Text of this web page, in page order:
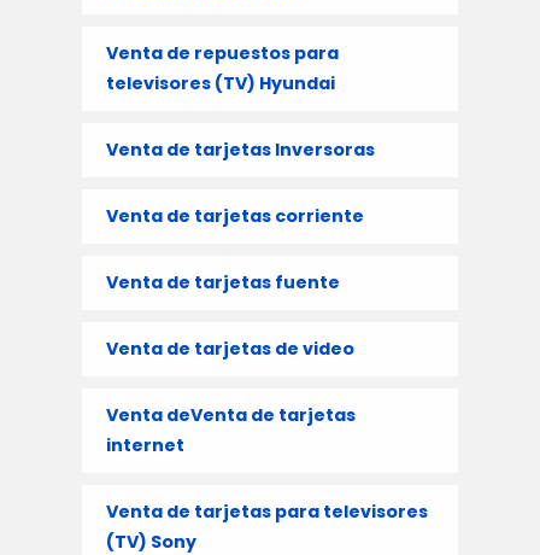
Venta de repuestos para
televisores (TV) Hyundai
Venta de tarjetas Inversoras
Venta de tarjetas corriente
Venta de tarjetas fuente
Venta de tarjetas de video
Venta deVenta de tarjetas
internet
Venta de tarjetas para televisores
(TV) Sony